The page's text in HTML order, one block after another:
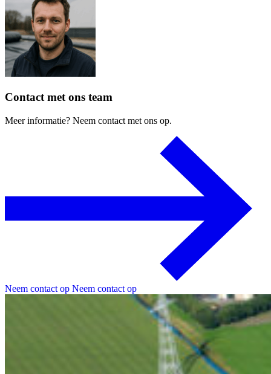
Contact met ons team
Meer informatie? Neem contact met ons op.
Neem contact op Neem contact op